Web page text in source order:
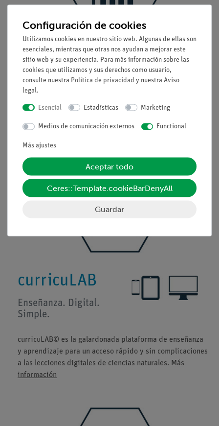
measure­APP
Medición. Móvil.
Simple.
Registro de datos de los valores medidos en tus clases de
ciencias digitales.
curricuLAB
Enseñanza. Digital.
Simple.
curricuLAB© es la galardonada plataforma de enseñanza
y aprendizaje para un acceso rápido y sin complicaciones
a las lecciones digitales de ciencias naturales. Más
información
Configuración de cookies
Utilizamos cookies en nuestro sitio web. Algunas de ellas son
esenciales, mientras que otras nos ayudan a mejorar este
sitio web y su experiencia. Para más información sobre las
cookies que utilizamos y sus derechos como usuario,
consulte nuestra Política de privacidad y nuestra Aviso
legal.
Esencial Estadísticas Marketing
Medios de comunicación externos Functional
Más ajustes
Aceptar todo
Ceres::Template.cookieBarDenyAll
Guardar